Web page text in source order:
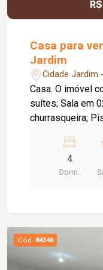
Casa para
Jardim
Cidade Jardim
Casa. O imóvel conta com: 04 quartos, sendo 04
suítes; Sala em
churrasqueira; Piscina;
praticidade.
4
Dorm.
Cód. 84346